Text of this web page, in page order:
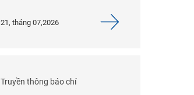
21, tháng 07,2026
Truyền thông báo chí